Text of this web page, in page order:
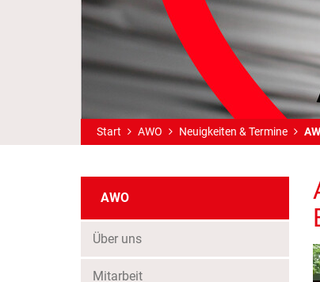
Start AWO Neuigkeiten & Termine
AWO
Über uns
Mitarbeit